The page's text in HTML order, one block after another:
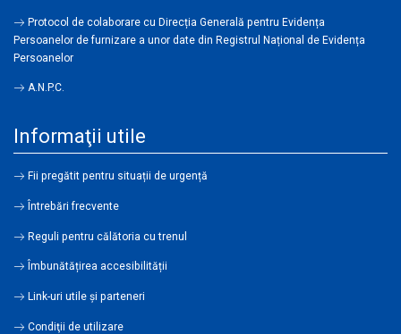
Protocol de colaborare cu Direcția Generală pentru Evidența
Persoanelor de furnizare a unor date din Registrul Național de Evidența
Persoanelor
A.N.P.C.
Informaţii utile
Fii pregătit pentru situații de urgență
Întrebări frecvente
Reguli pentru călătoria cu trenul
Îmbunătățirea accesibilității
Link-uri utile şi parteneri
Condiţii de utilizare